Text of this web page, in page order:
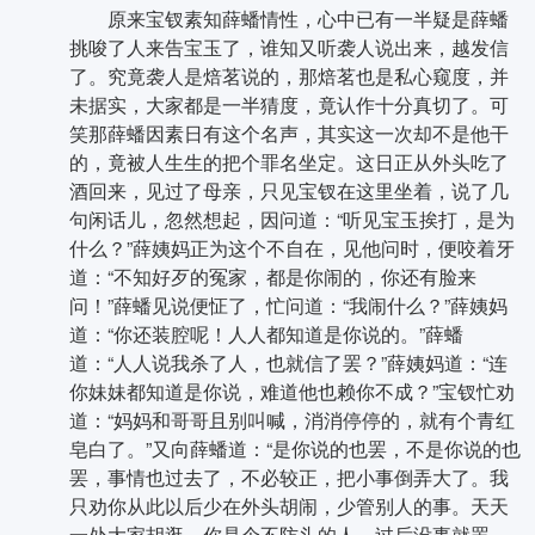
原来宝钗素知薛蟠情性，心中已有一半疑是薛蟠
挑唆了人来告宝玉了，谁知又听袭人说出来，越发信
了。究竟袭人是焙茗说的，那焙茗也是私心窥度，并
未据实，大家都是一半猜度，竟认作十分真切了。可
笑那薛蟠因素日有这个名声，其实这一次却不是他干
的，竟被人生生的把个罪名坐定。这日正从外头吃了
酒回来，见过了母亲，只见宝钗在这里坐着，说了几
句闲话儿，忽然想起，因问道：“听见宝玉挨打，是为
什么？”薛姨妈正为这个不自在，见他问时，便咬着牙
道：“不知好歹的冤家，都是你闹的，你还有脸来
问！”薛蟠见说便怔了，忙问道：“我闹什么？”薛姨妈
道：“你还装腔呢！人人都知道是你说的。”薛蟠
道：“人人说我杀了人，也就信了罢？”薛姨妈道：“连
你妹妹都知道是你说，难道他也赖你不成？”宝钗忙劝
道：“妈妈和哥哥且别叫喊，消消停停的，就有个青红
皂白了。”又向薛蟠道：“是你说的也罢，不是你说的也
罢，事情也过去了，不必较正，把小事倒弄大了。我
只劝你从此以后少在外头胡闹，少管别人的事。天天